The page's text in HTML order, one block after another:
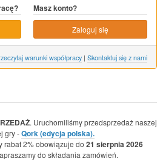
Masz konto?
Zaloguj się
warunki współpracy | Skontaktuj się z nami
. Uruchomiliśmy przedsprzedaż naszej
gry -Qork (edycja polska).
rabat 2% obowiązuje do 21 sierpnia 2026
do składania zamówień.